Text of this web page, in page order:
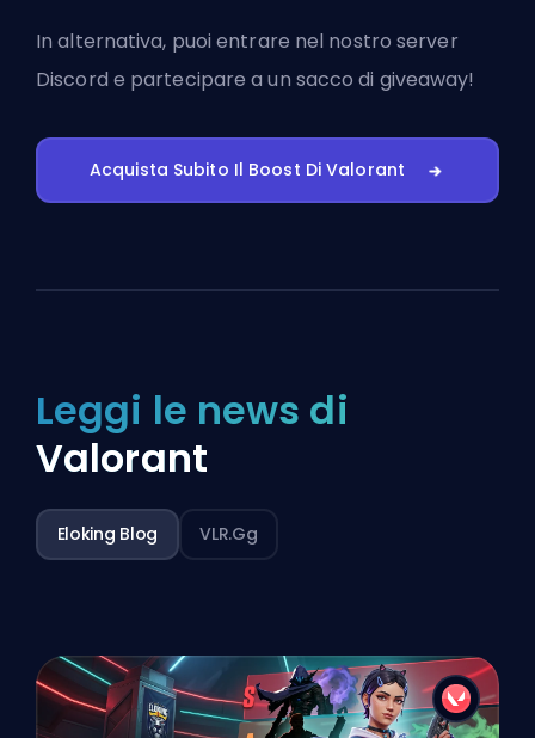
In alternativa, puoientrare nel nostro server
Discord e partecipare a un sacco di giveaway!
Acquista Subito Il Boost Di Valorant
Leggi le news di
Valorant
Eloking Blog VLR.gg